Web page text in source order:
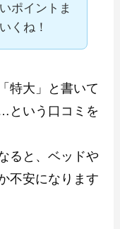
ポイントま
くね！
特大」と書いて
という口コミを
ると、ベッドや
不安になります